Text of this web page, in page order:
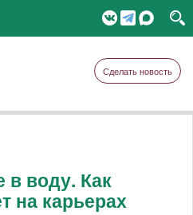
Сделать новость
в воду. Как
на карьерах